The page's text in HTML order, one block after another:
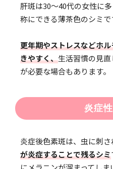
肝斑は30〜40代の女性に
称にできる薄茶色のシミで
更年期やストレスなどホ
きやすく、生活習慣の見
が必要な場合もあります。
炎症
炎症後色素斑は、虫に刺
が炎症することで残るシミ